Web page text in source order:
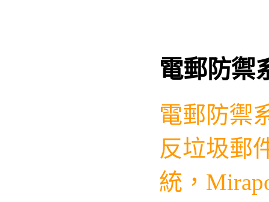
電郵防禦
電郵防禦
反垃圾郵
統，